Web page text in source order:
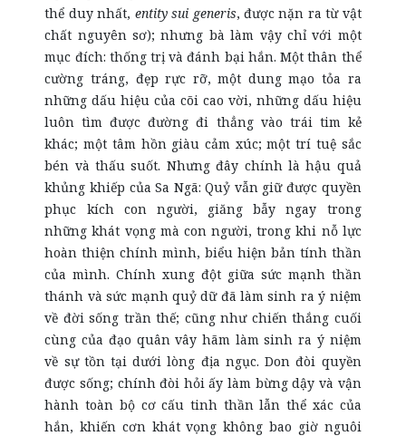
thể duy nhất, entity sui generis, được nặn ra từ vật
chất nguyên sơ); nhưng bà làm vậy chỉ với một
mục đích: thống trị và đánh bại hắn. Một thân thể
cường tráng, đẹp rực rỡ, một dung mạo tỏa ra
những dấu hiệu của cõi cao vời, những dấu hiệu
luôn tìm được đường đi thẳng vào trái tim kẻ
khác; một tâm hồn giàu cảm xúc; một trí tuệ sắc
bén và thấu suốt. Nhưng đây chính là hậu quả
khủng khiếp của Sa Ngã: Quỷ vẫn giữ được quyền
phục kích con người, giăng bẫy ngay trong
những khát vọng mà con người, trong khi nỗ lực
hoàn thiện chính mình, biểu hiện bản tính thần
của mình. Chính xung đột giữa sức mạnh thần
thánh và sức mạnh quỷ dữ đã làm sinh ra ý niệm
về đời sống trần thế; cũng như chiến thắng cuối
cùng của đạo quân vây hãm làm sinh ra ý niệm
về sự tồn tại dưới lòng địa ngục. Don đòi quyền
được sống; chính đòi hỏi ấy làm bừng dậy và vận
hành toàn bộ cơ cấu tinh thần lẫn thể xác của
hắn, khiến cơn khát vọng không bao giờ nguôi